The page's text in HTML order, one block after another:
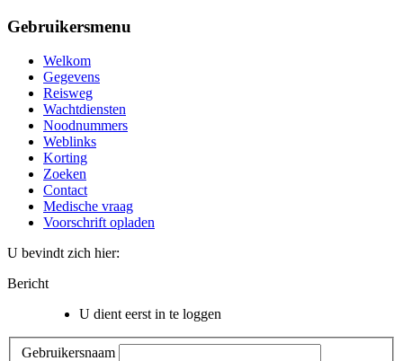
Gebruikersmenu
Welkom
Gegevens
Reisweg
Wachtdiensten
Noodnummers
Weblinks
Korting
Zoeken
Contact
Medische vraag
Voorschrift opladen
U bevindt zich hier:
Bericht
U dient eerst in te loggen
Gebruikersnaam